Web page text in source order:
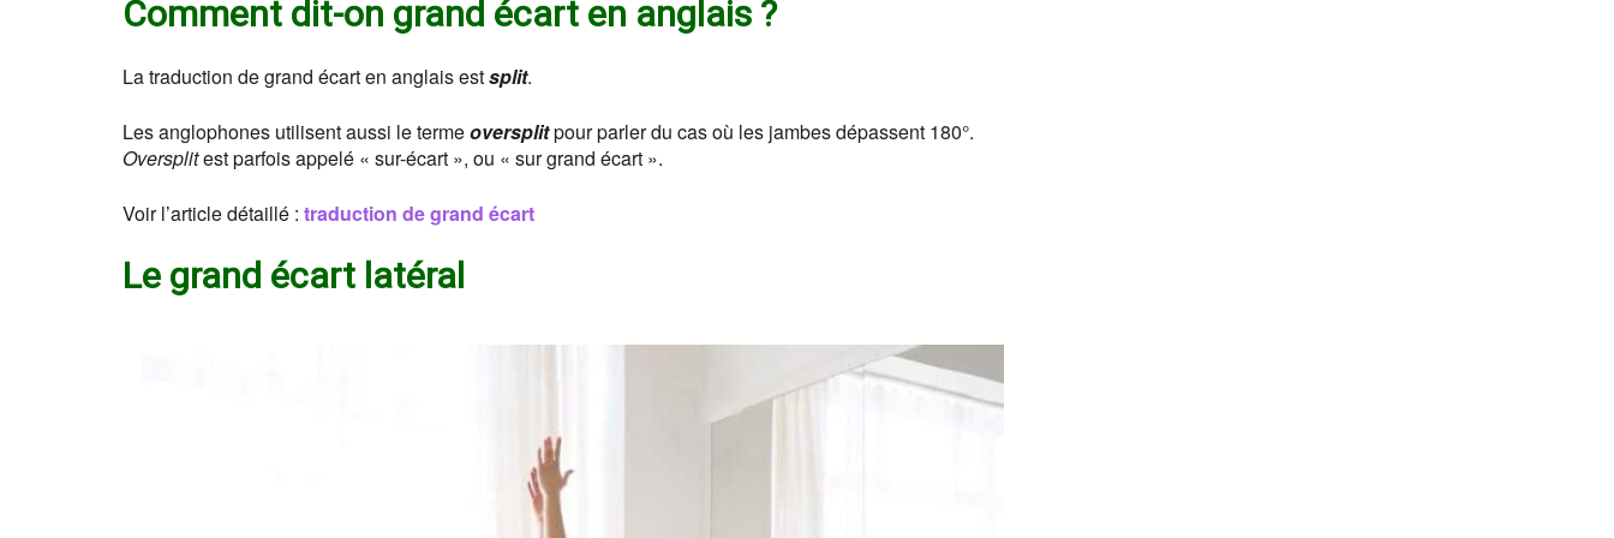
Comment dit-on grand écart en anglais ?
La traduction de grand écart en anglais estsplit.
Les anglophones utilisent aussi le termeoversplitpour parler du cas où les jambes dépassent 180°.
Oversplitest parfois appelé « sur-écart », ou « sur grand écart ».
Voir l’article détaillé : traduction de grand écart
Le grand écart latéral